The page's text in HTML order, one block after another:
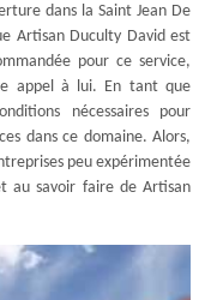
dans la Saint Jean De
Artisan Duculty David est
pour ce service,
appel à lui. En tant que
nécessaires pour
dans ce domaine. Alors,
peu expérimentée
au savoir faire de Artisan